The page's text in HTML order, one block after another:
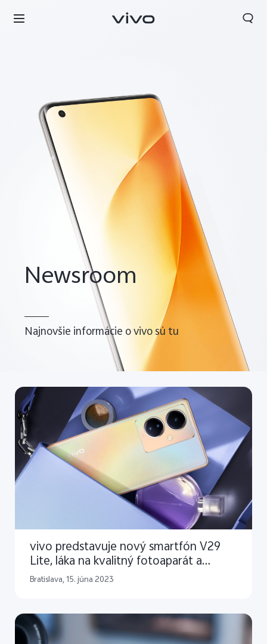
Slovakia | Vybrať krajinu/región
Newsroom
Najnovšie informácie o vivo sú tu
vivo predstavuje nový smartfón V29
Lite, láka na kvalitný fotoaparát a
špičkový displej
Bratislava, 15. júna 2023